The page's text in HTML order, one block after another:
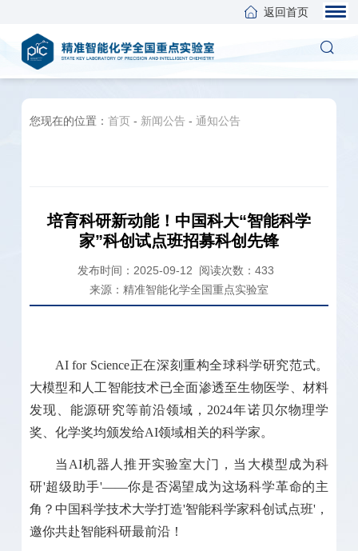
返回首页
您现在的位置： 首页- 新闻公告- 通知公告
培育科研新动能！中国科大“智能科学
家”科创试点班招募科创先锋
发布时间：2025-09-12 阅读次数： 433
来源：精准智能化学全国重点实验室
AI for Science正在深刻重构全球科学研究范式。
大模型和人工智能技术已全面渗透至生物医学、材料
发现、能源研究等前沿领域， 2024年诺贝尔物理学
奖、化学奖均颁发给AI领域相关的科学家。
当 AI机器人推开实验室大门，当大模型成为科
研'超级助手'——你是否渴望成为这场科学革命的主
角？中国科学技术大学打造'智能科学家科创试点班' ，
邀你共赴智能科研最前沿！